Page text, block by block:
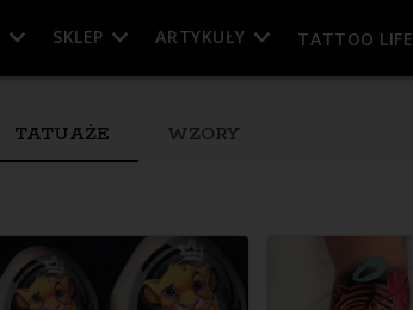
SKLEP ARTYKUŁY TATTOO LIFE
TATUAŻE WZORY